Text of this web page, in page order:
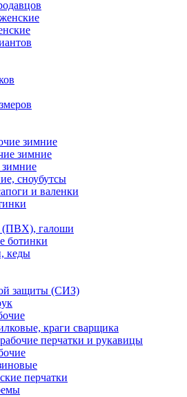
зимние
зимние
сноубутсы
и валенки
(ПВХ), галоши
ботинки
кеды
защиты (СИЗ)
краги сварщика
перчатки и рукавицы
перчатки